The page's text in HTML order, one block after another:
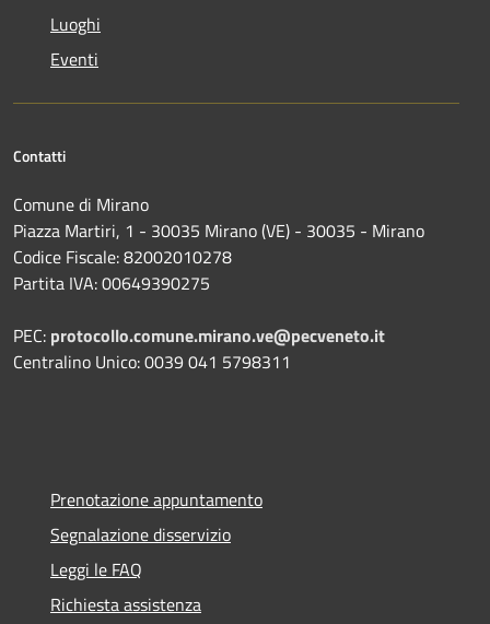
Luoghi
Eventi
Contatti
Comune di Mirano
Piazza Martiri, 1 - 30035 Mirano (VE) - 30035 - Mirano
Codice Fiscale: 82002010278
Partita IVA: 00649390275
PEC: protocollo.comune.mirano.ve@pecveneto.it
Centralino Unico: 0039 041 5798311
Prenotazione appuntamento
Segnalazione disservizio
Leggi le FAQ
Richiesta assistenza